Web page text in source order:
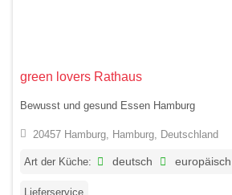
green lovers Rathaus
Bewusst und gesund Essen Hamburg
20457 Hamburg, Hamburg, Deutschland
Art der Küche: deutsch europäisch
Lieferservice